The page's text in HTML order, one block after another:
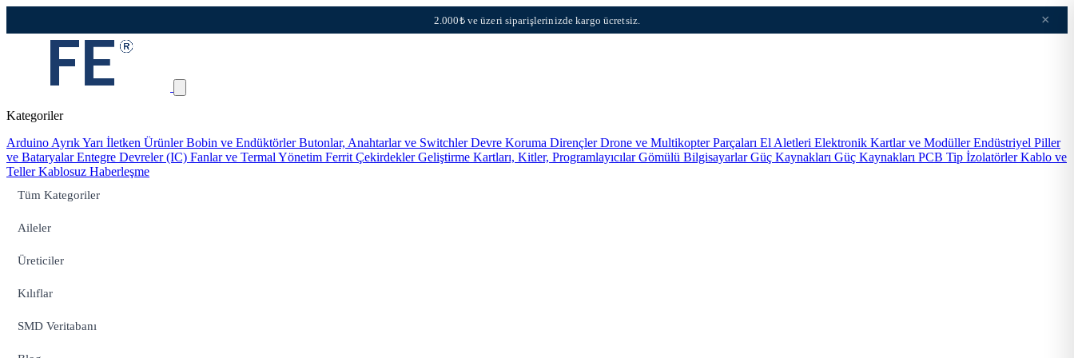
2.000₺ ve üzeri siparişlerinizde kargo ücretsiz. ×
Kategoriler
Arduino Ayrık Yarı İletken ÜrünlerBobin ve EndüktörlerButonlar, Anahtarlar ve SwitchlerDevre Koruma DirençlerDrone ve Multikopter Parçaları El Aletleri Elektronik Kartlar ve ModüllerEndüstriyel Piller
ve BataryalarEntegre Devreler (IC) Fanlar ve Termal Yönetim Ferrit ÇekirdeklerGeliştirme Kartları, Kitler, ProgramlayıcılarGömülü BilgisayarlarGüç Kaynakları Güç Kaynakları PCB Tip İzolatörlerKablo ve
TellerKablosuz Haberleşme
Tüm Kategoriler
Aileler
Üreticiler
Kılıflar
SMD Veritabanı